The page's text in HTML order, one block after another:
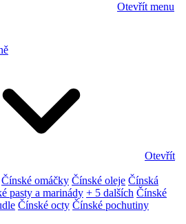
Otevřít menu
Otevřít
Čínské omáčky Čínské oleje Čínská
pasty a marinády + 5 dalších Čínské
Čínské octy Čínské pochutiny